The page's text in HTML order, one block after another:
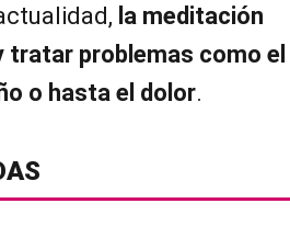
la meditación
tratar problemas como el
o hasta el dolor.